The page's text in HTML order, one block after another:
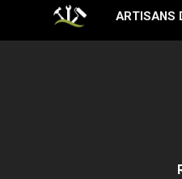
ARTISANS